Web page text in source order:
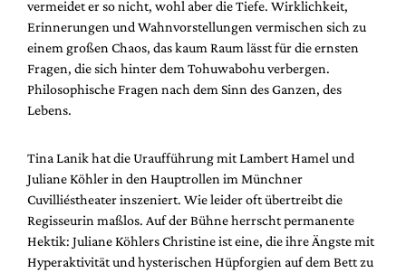
vermeidet er so nicht, wohl aber die Tiefe. Wirklichkeit,
Erinnerungen und Wahnvorstellungen vermischen sich zu
einem großen Chaos, das kaum Raum lässt für die ernsten
Fragen, die sich hinter dem Tohuwabohu verbergen.
Philosophische Fragen nach dem Sinn des Ganzen, des
Lebens.
Tina Lanik hat die Uraufführung mit Lambert Hamel und
Juliane Köhler in den Hauptrollen im Münchner
Cuvilliéstheater inszeniert. Wie leider oft übertreibt die
Regisseurin maßlos. Auf der Bühne herrscht permanente
Hektik: Juliane Köhlers Christine ist eine, die ihre Ängste mit
Hyperaktivität und hysterischen Hüpforgien auf dem Bett zu